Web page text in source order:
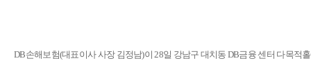
DB손해보험(대표이사 사장 김정남)이 28일 강남구 대치동 DB금융 센터 다목적